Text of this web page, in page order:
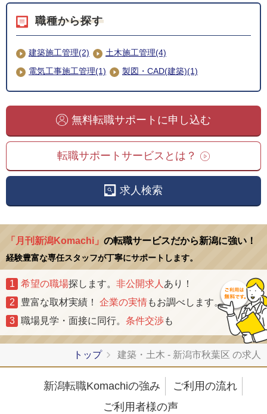
職種から探す
建築施工管理(2)
土木施工管理(4)
電気工事施工管理(1)
製図・CAD(建築)(1)
無料転職サポートに申し込む
転職サポートサービスとは？
求人検索
「月刊新潟Komachi」 の転職サービスだから新潟に強い！
経験豊富な専任スタッフが丁寧にサポートします。
1 希望の職場探します。 非公開求人 あり！
2
豊富な取材実績！ 企業の実情もお調べします。
3
職場見学・面接に同行。 条件交渉も
トップ 建築・土木 - 新潟市秋葉区 の求人
新潟転職Komachiの強み
ご利用の流れ
ご利用者様の声